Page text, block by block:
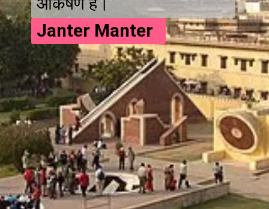
Janter Manter